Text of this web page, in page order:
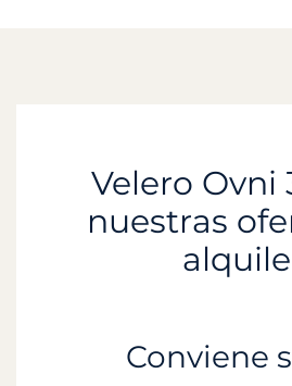
Velero Ovni
nuestras
Conviene